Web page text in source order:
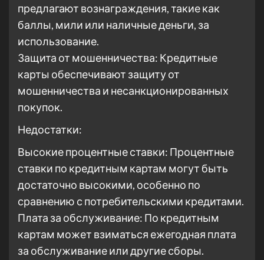
предлагают вознаграждения, такие как
баллы, мили или наличные деньги, за
использование.
Защита от мошенничества: Кредитные
карты обеспечивают защиту от
мошенничества и несанкционированных
покупок.
Недостатки:
Высокие процентные ставки: Процентные
ставки по кредитным картам могут быть
достаточно высокими, особенно по
сравнению с потребительскими кредитами.
Плата за обслуживание: По кредитным
картам может взиматься ежегодная плата
за обслуживание или другие сборы.